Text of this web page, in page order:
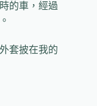
的車，經過
套披在我的